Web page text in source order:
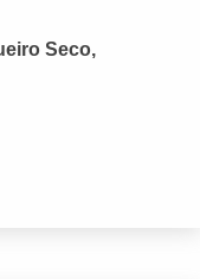
Seco,